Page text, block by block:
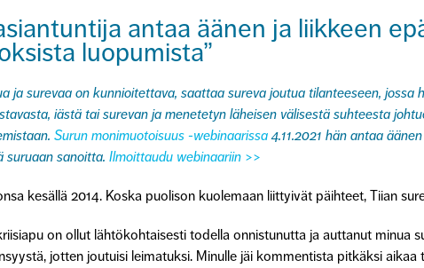
antaa äänen ja liikkeen
luopumista”
ja surevaa on kunnioitettava, saattaa sureva joutua tilanteeseen,
iästä tai surevan ja menetetyn läheisen välisestä suhteesta
Surun monimuotoisuus -webinaarissa4.11.2021 hän antaa
suruaan sanoitta. Ilmoittaudu webinaariin >>
kesällä 2014. Koska puolison kuolemaan liittyivät päihteet, Tiian
on ollut lähtökohtaisesti todella onnistunutta ja auttanut minua
jotten joutuisi leimatuksi. Minulle jäi kommentista pitkäksi